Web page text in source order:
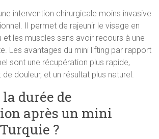
intervention chirurgicale moins invasive
Il permet de rajeunir le visage en
et les muscles sans avoir recours à une
Les avantages du mini lifting par rapport
sont une récupération plus rapide,
de douleur, et un résultat plus naturel.
durée de
après un mini
?